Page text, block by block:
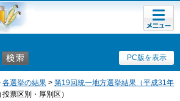
PC版を表示
メニュ
ー
各選挙の結果 > 第19回統一地方選挙結果（平成31年
票区別・厚別区）